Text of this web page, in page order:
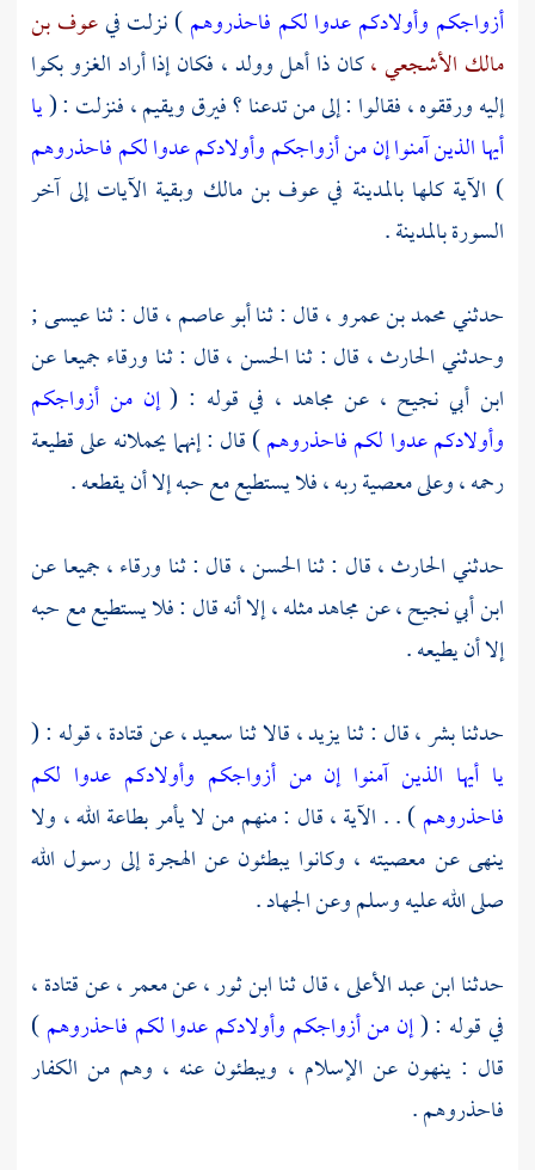
أزواجكم وأولادكم عدوا لكم فاحذروهم) نزلت فيعوف بن
مالك الأشجعي ،كان ذا أهل وولد ، فكان إذا أراد الغزو بكوا
إليه ورققوه ، فقالوا : إلى من تدعنا ؟ فيرق ويقيم ، فنزلت : (يا
أيها الذين آمنوا إن من أزواجكم وأولادكم عدوا لكم فاحذروهم
) الآية كلهابالمدينة فيعوف بن مالك وبقية الآيات إلى آخر
السورةبالمدينة.
حدثنيمحمد بن عمرو ،قال : ثناأبو عاصم ،قال : ثناعيسى;
وحدثنيالحارث ، قال : ثناالحسن ،قال : ثنا ورقاءجميعا عن
ابن أبي نجيح ، عن مجاهد ، في قوله : (إن من أزواجكم
وأولادكم عدوا لكم فاحذروهم) قال : إنهما يحملانه على قطيعة
رحمه ، وعلى معصية ربه ، فلا يستطيع مع حبه إلا أن يقطعه .
حدثنيالحارث ،قال : ثناالحسن ، قال : ثنا ورقاء ،جميعا عن
ابن أبي نجيح ،عنمجاهدمثله ، إلا أنه قال : فلا يستطيع مع حبه
إلا أن يطيعه .
حدثنابشر ،قال : ثنايزيد ،قالا ثناسعيد ،عنقتادة، قوله : (
يا أيها الذين آمنوا إن من أزواجكم وأولادكم عدوا لكم
فاحذروهم) . . الآية ، قال : منهم من لا يأمر بطاعة الله ، ولا
ينهى عن معصيته ، وكانوا يبطئون عن الهجرة إلى رسول الله
صلى الله عليه وسلم وعن الجهاد .
حدثناابن عبد الأعلى ،قال ثناابن ثور ،عنمعمر، عنقتادة ،
في قوله : (إن من أزواجكم وأولادكم عدوا لكم فاحذروهم)
قال : ينهون عن الإسلام ، ويبطئون عنه ، وهم من الكفار
فاحذروهم .